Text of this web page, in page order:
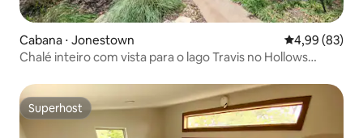
Cabana ⋅ Jonestown 4,99 de uma
4,99 (83)
Chalé inteiro com vista para o lago Travis no Hollows
Superhost
Superhost